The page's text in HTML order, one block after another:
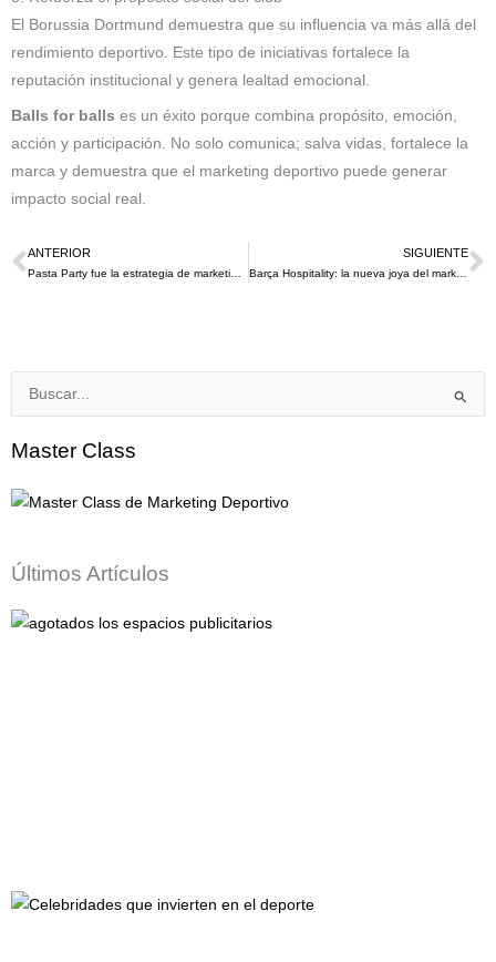
El Borussia Dortmund demuestra que su influencia va más allá del
rendimiento deportivo. Este tipo de iniciativas fortalece la
reputación institucional y genera lealtad emocional.
Balls for balls es un éxito porque combina propósito, emoción,
acción y participación. No solo comunica; salva vidas, fortalece la
marca y demuestra que el marketing deportivo puede generar
impacto social real.
Ant
ANTERIOR
Pasta Party fue la estrategia de marketing deportivo de adidas que llamo la atención en la Maratón de Dubai 2026
SIGUIENTE
Barça Hospitality: la nueva joya del marketing deportivo en el Spotify Camp Nou desde este 2026
Buscar
Master Class
Últimos Artículos